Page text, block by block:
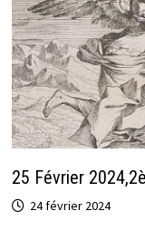
25 Février
24 février 2024